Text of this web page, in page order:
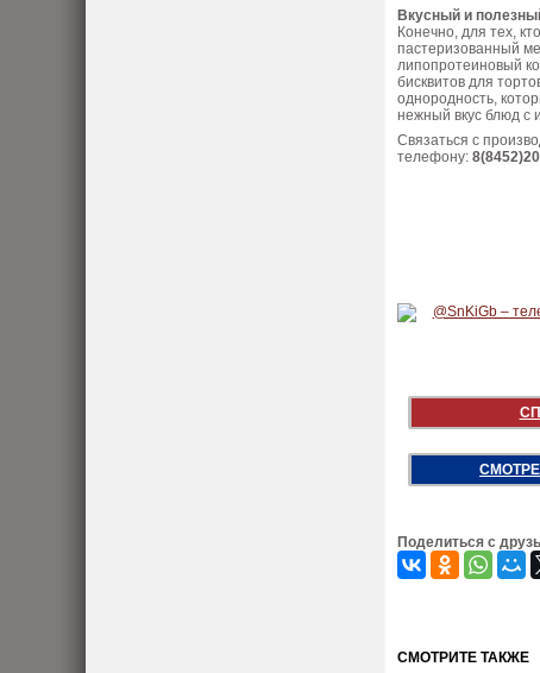
Вкусный и
Конечно, для тех,
пастеризованный
липопротеиновый
бисквитов для
однородность,
нежный вкус блюд с
Связаться с
телефону:
Поделиться с
CМОТРИТЕ ТАКЖЕ